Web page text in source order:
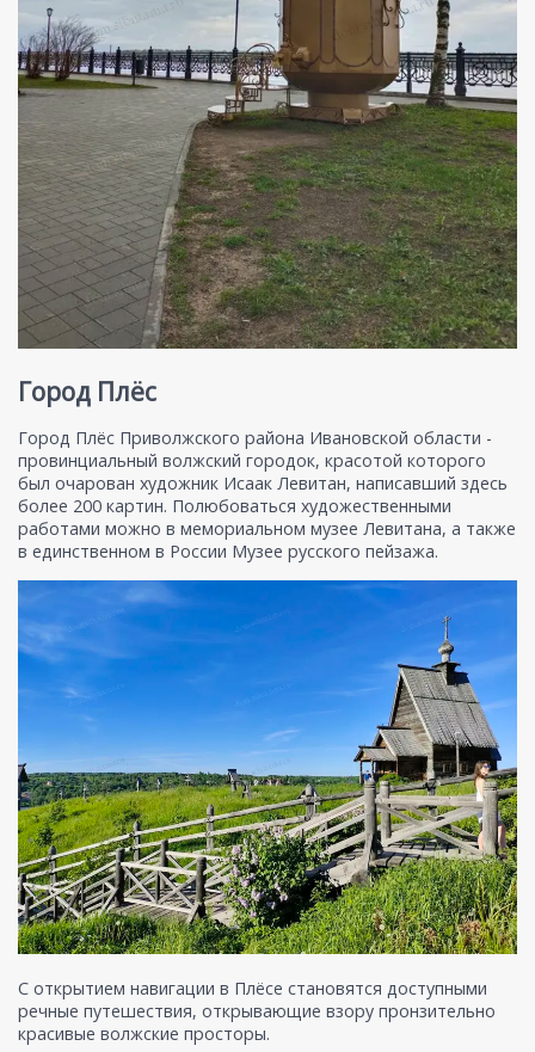
Город Плёс
Город Плёс Приволжского района Ивановской области -
провинциальный волжский городок, красотой которого
был очарован художник Исаак Левитан, написавший здесь
более 200 картин. Полюбоваться художественными
работами можно в мемориальном музее Левитана, а также
в единственном в России Музее русского пейзажа.
С открытием навигации в Плёсе становятся доступными
речные путешествия, открывающие взору пронзительно
красивые волжские просторы.